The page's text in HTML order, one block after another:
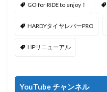
GO for RIDE to enjoy！
HARDYタイヤレバーPRO
HPリニューアル
YouTube チャンネル